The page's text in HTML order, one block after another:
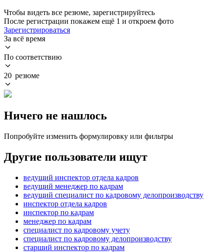
Чтобы видеть все резюме, зарегистрируйтесь
После регистрации покажем ещё 1 и откроем фото
Зарегистрироваться
За всё время
По соответствию
20 резюме
Ничего не нашлось
Попробуйте изменить формулировку или фильтры
Другие пользователи ищут
ведущий инспектор отдела кадров
ведущий менеджер по кадрам
ведущий специалист по кадровому делопроизводству
инспектор отдела кадров
инспектор по кадрам
менеджер по кадрам
специалист по кадровому учету
специалист по кадровому делопроизводству
старший инспектор по кадрам